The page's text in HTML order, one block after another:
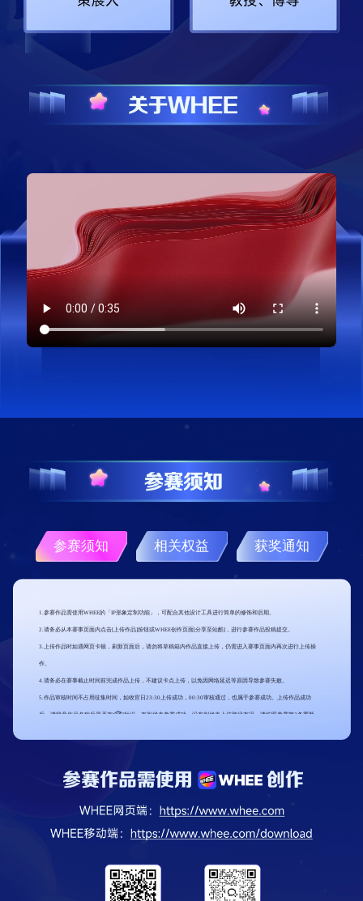
参赛须知 相关权益 获奖通知
1.参赛作品需使用WHEE的「IP形象定制功能」，可配合其他设计工具进行简单的修饰和后期。
2.请务必从本赛事页面内点击[上传作品]按钮或WHEE创作页面[分享至站酷]，进行参赛作品投稿提交。
3.上传作品时如遇网页卡顿，刷新页面后，请勿将草稿箱内作品直接上传，仍需进入赛事页面内再次进行上传操
作。
4.请务必在赛事截止时间前完成作品上传，不建议卡点上传，以免因网络延迟等原因导致参赛失败。
5.作品审核时间不占用征集时间，如收官日23:30上传成功，00:30审核通过，也属于参赛成功。上传作品成功
后，请留意作品名称后是否有“🏆”标识，有则代表参赛成功，没有则代表上传路径有误，请按照参赛第3条重新
8.参赛者需配合主办方审查作品的原创性，包括但不限于配合提供创作中使用的账户UID及创作过程文件等。